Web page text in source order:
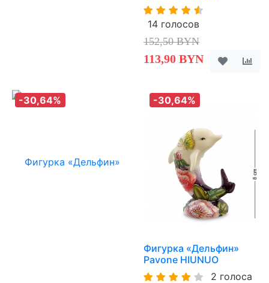
14 голосов
152,50 BYN
113,90 BYN
-30,64% -30,64%
Фигурка «Дельфин»
Pavone HIUNUO
2 голоса